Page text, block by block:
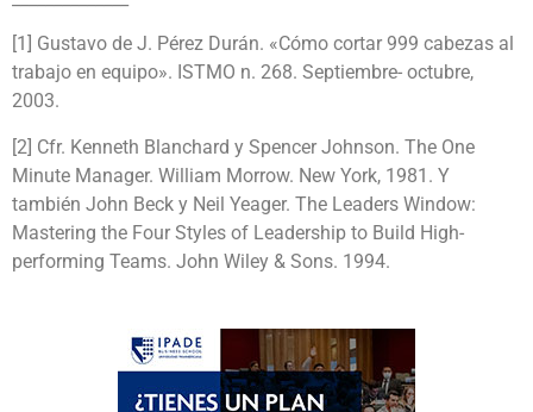
[1] Gustavo de J. Pérez Durán. «Cómo cortar 999 cabezas al
trabajo en equipo». ISTMO n. 268. Septiembre- octubre,
2003.
[2] Cfr. Kenneth Blanchard y Spencer Johnson. The One
Minute Manager. William Morrow. New York, 1981. Y
también John Beck y Neil Yeager. The Leaders Window:
Mastering the Four Styles of Leadership to Build High-
performing Teams. John Wiley & Sons. 1994.